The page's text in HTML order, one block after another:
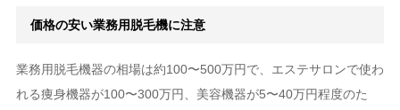
価格の安い業務用脱毛機に注意
業務用脱毛機器の相場は約100〜500万円で、エステサロンで使わ
れる痩身機器が100〜300万円、美容機器が5〜40万円程度のた